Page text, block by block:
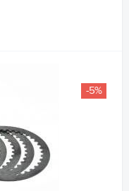
-5%